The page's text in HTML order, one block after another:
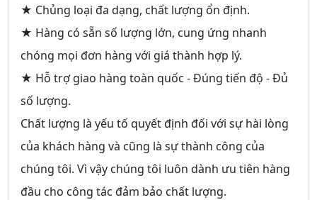
★ Chủng loại đa dạng, chất lượng ổn định.
★ Hàng có sẵn số lượng lớn, cung ứng nhanh
chóng mọi đơn hàng với giá thành hợp lý.
★ Hỗ trợ giao hàng toàn quốc - Đúng tiến độ - Đủ
số lượng.
Chất lượng là yếu tố quyết định đối với sự hài lòng
của khách hàng và cũng là sự thành công của
chúng tôi. Vì vậy chúng tôi luôn dành ưu tiên hàng
đầu cho công tác đảm bảo chất lượng.